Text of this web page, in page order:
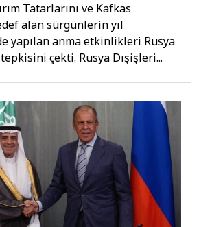
Tatarlarını ve Kafkas
alan sürgünlerin yıl
yapılan anma etkinlikleri Rusya
çekti. Rusya Dışişleri...